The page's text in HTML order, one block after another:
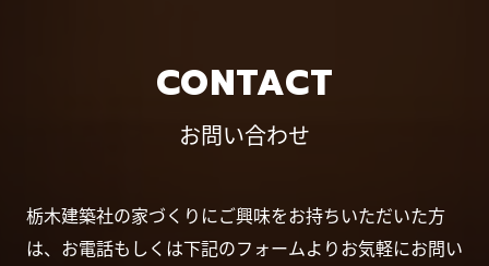
CONTACT
お問い合わせ
栃木建築社の家づくりにご興味をお持ちいただいた方
は、お電話もしくは下記のフォームよりお気軽にお問い